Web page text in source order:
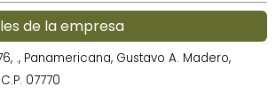
de la empresa
., Panamericana, Gustavo A. Madero,
07770